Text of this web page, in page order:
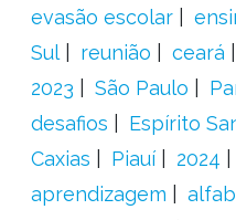
evasão escolar
Sul
reunião ceará
2023
São Paulo
desafios
Espírito
Caxias
Piauí 2024
aprendizagem